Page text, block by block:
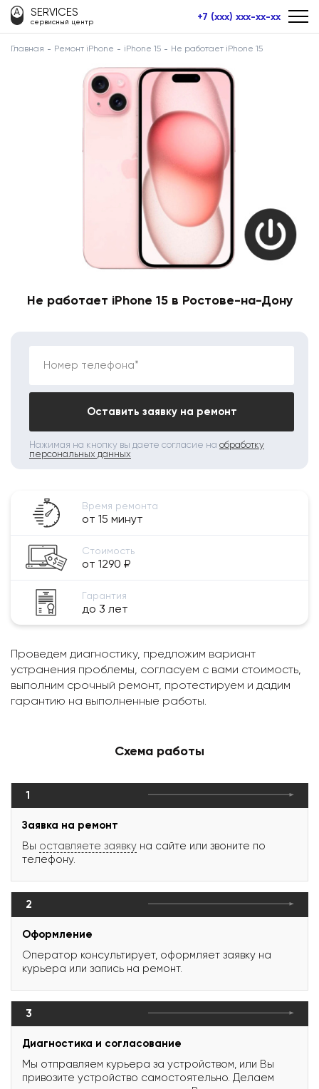
SERVICES
сервисный центр +7 (xxx) xxx-xx-xx
Главная Ремонт iPhone iPhone 15 Не работает iPhone 15
Не работает iPhone 15 в Ростове-на-Дону
Номер телефона*
Оставить заявку на ремонт
Нажимая на кнопку вы даете согласие на обработку
персональных данных
Время ремонта
от 15 минут
Стоимость
от 1290 ₽
Гарантия
до 3 лет
Проведем диагностику, предложим вариант
устранения проблемы, согласуем с вами стоимость,
выполним срочный ремонт, протестируем и дадим
гарантию на выполненные работы.
Схема работы
1
Заявка на ремонт
Вы оставляете заявку на сайте или звоните по
телефону.
2
Оформление
Оператор консультирует, оформляет заявку на
курьера или запись на ремонт.
3
Диагностика и согласование
Мы отправляем курьера за устройством, или Вы
привозите устройство самостоятельно. Делаем